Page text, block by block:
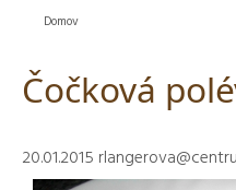
Domov
Čočková
20.01.2015